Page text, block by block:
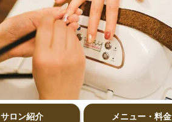
サロン紹介 メニュー・料金